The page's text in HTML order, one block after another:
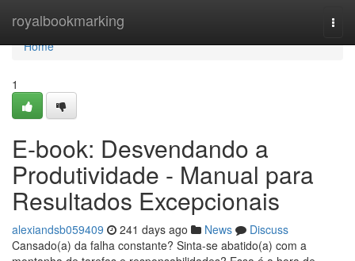
royalbookmarking
Home
Home
1
E-book: Desvendando a
Produtividade - Manual para
Resultados Excepcionais
alexiandsb059409 241 days ago News
Discuss
Cansado(a) da falha constante? Sinta-se abatido(a) com a